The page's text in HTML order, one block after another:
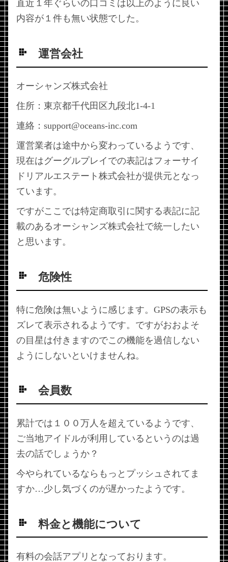
直近１年ぐらいの口コミは以上のように良い
内容が１件も無い状態でした。
運営会社
オーシャンズ株式会社
住所：東京都千代田区九段北1-4-1
連絡：support@oceans-inc.com
運営業者は途中から変わっているようです、
現在はグーグルプレイでの表記はフォーサイ
ドリアルエステート株式会社が提供元となっ
ています。
ですがここでは特定商取引に関する表記に記
載のあるオーシャンズ株式会社で統一したい
と思います。
危険性
特に危険は無いように感じます。GPSの表示も
ズレて表示されるようです。ですがおおよそ
の目星は付きますのでこの機能を過信しない
ようにしないといけませんね。
会員数
累計では１００万人を超えているようです、
ご当地アイドルが利用しているというのは過
去の話でしょうか？
今やられているならもっとプッシュされてま
すか…少し気づくのが遅かったようです。
料金と機能について
有料の会話アプリとなっております。